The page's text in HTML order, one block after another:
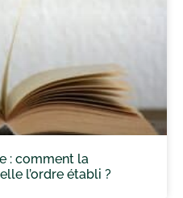
: comment la
l’ordre établi ?